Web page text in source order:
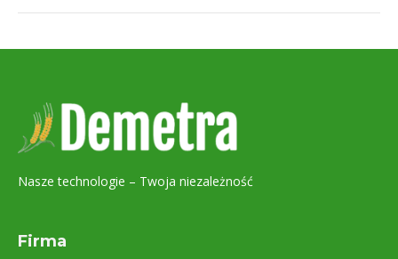
Nasze technologie – Twoja niezależność
Firma